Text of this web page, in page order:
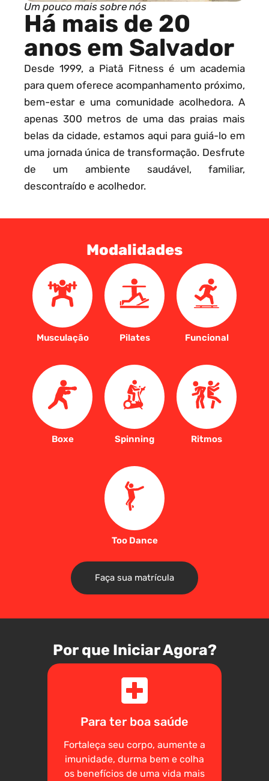
Um pouco mais sobre nós
Há mais de 20
anos em Salvador
Desde 1999, a Piatã Fitness é um academia
para quem oferece acompanhamento próximo,
bem-estar e uma comunidade acolhedora. A
apenas 300 metros de uma das praias mais
belas da cidade, estamos aqui para guiá-lo em
uma jornada única de transformação. Desfrute
de um ambiente saudável, familiar,
descontraído e acolhedor.
Modalidades
Musculação Pilates Funcional
Boxe Spinning Ritmos
Too Dance
Faça sua matrícula
Por que Iniciar Agora?
Para ter boa saúde
Fortaleça seu corpo, aumente a
imunidade, durma bem e colha
os benefícios de uma vida mais